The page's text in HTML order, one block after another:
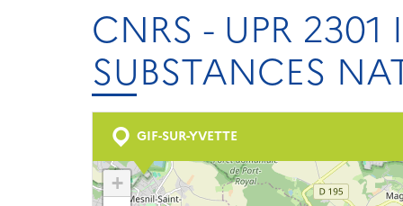
CNRS - UPR
SUBSTANCES
GIF-SUR-YVETTE
+